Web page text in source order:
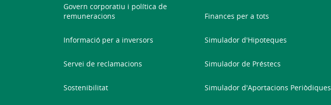
Govern corporatiu i política de
remuneracions
Informació per a inversors
Servei de reclamacions
Sostenibilitat
Finances per a tots
Simulador d'Hipoteques
Simulador de Préstecs
Simulador d'Aportacions Periòdiques